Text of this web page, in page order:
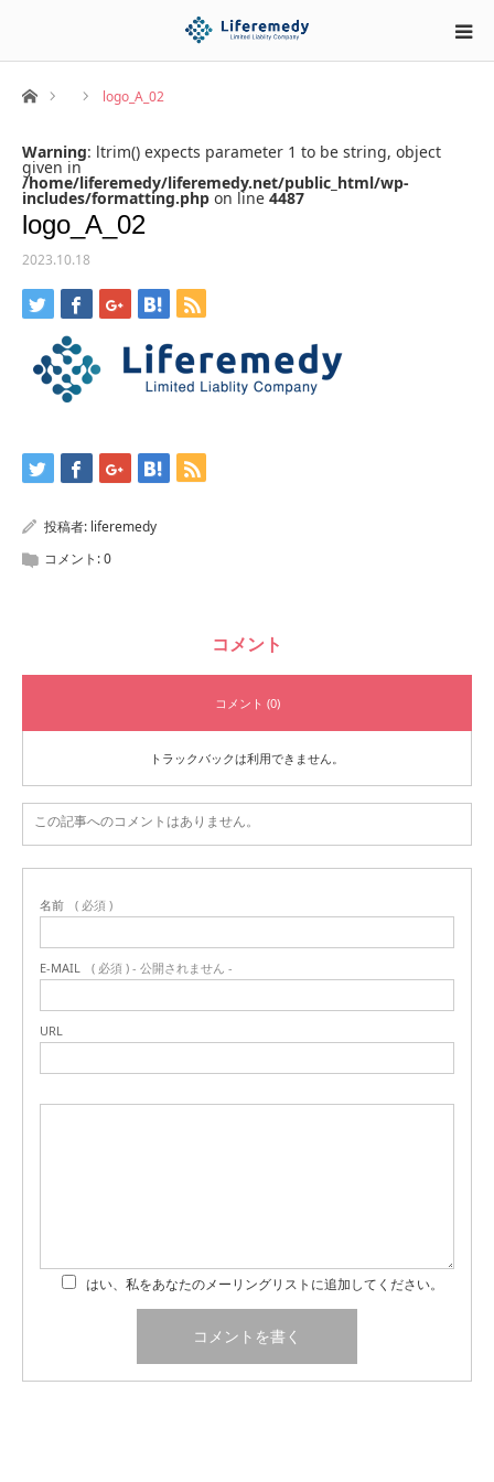
ホーム logo_A_02
Warning: ltrim() expects parameter 1 to be string, object
given in
/home/liferemedy/liferemedy.net/public_html/wp-
includes/formatting.php on line 4487
logo_A_02
2023.10.18
投稿者: liferemedy
コメント:0
コメント
コメント (0)
トラックバックは利用できません。
この記事へのコメントはありません。
名前 ( 必須 )
E-MAIL ( 必須 ) - 公開されません -
URL
はい、私をあなたのメーリングリストに追加してください。